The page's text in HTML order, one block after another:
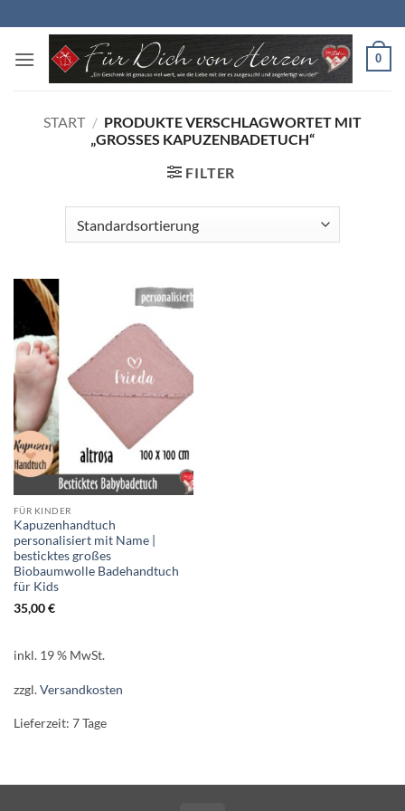
Inhalt
springen
0
START / PRODUKTE VERSCHLAGWORTET MIT
„GROSSES KAPUZENBADETUCH“
FILTER
FÜR KINDER
Kapuzenhandtuch
personalisiert mit Name |
besticktes großes
Biobaumwolle Badehandtuch
für Kids
35,00€
inkl. 19 % MwSt.
zzgl.Versandkosten
Lieferzeit: 7 Tage